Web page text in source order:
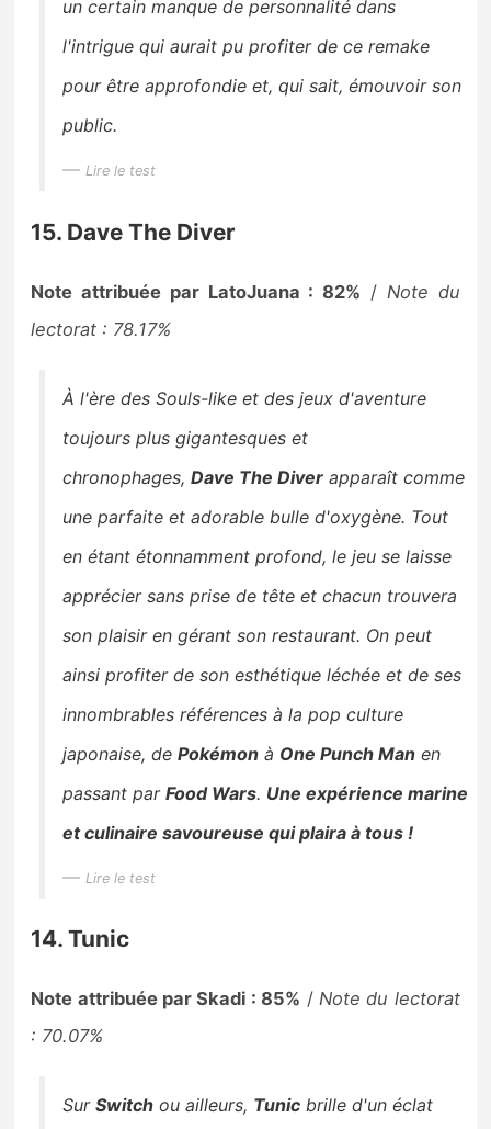
un certain manque de personnalité dans
l'intrigue qui aurait pu profiter de ce remake
pour être approfondie et, qui sait, émouvoir son
public.
Lire le test
15. Dave The Diver
Note attribuée par LatoJuana : 82% / Note du
lectorat : 78.17%
À l'ère des Souls-like et des jeux d'aventure
toujours plus gigantesques et
chronophages,Dave The Diver apparaît comme
une parfaite et adorable bulle d'oxygène. Tout
en étant étonnamment profond, le jeu se laisse
apprécier sans prise de tête et chacun trouvera
son plaisir en gérant son restaurant. On peut
ainsi profiter de son esthétique léchée et de ses
innombrables références à la pop culture
japonaise, dePokémon à One Punch Man en
passant parFood Wars. Une expérience marine
et culinaire savoureuse qui plaira à tous !
Lire le test
14. Tunic
Note attribuée par Skadi : 85% / Note du lectorat
: 70.07%
SurSwitch ou ailleurs, Tunic brille d'un éclat